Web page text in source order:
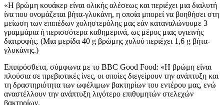
«Η βρώμη κουάκερ είναι ολικής αλέσεως και περιέχει μια διαλυτή
ίνα που ονομάζεται βήτα-γλυκάνη, η οποία μπορεί να βοηθήσει στη
μείωση των επιπέδων χοληστερόλης μας εάν καταναλώνουμε 3
γραμμάρια ή περισσότερα καθημερινά, ως μέρος μιας υγιεινής
διατροφής. (Μια μερίδα 40 g βρώμης χυλού περιέχει 1,6 g βήτα-
γλυκάνης.)
Επιπρόσθετα, σύμφωνα με το BBC Good Food: «Η βρώμη είναι
πλούσια σε πρεβιοτικές ίνες, οι οποίες διεγείρουν την ανάπτυξη και
τη δραστηριότητα των ωφέλιμων βακτηρίων του εντέρου μας, ενώ
αναστέλλουν την ανάπτυξη λιγότερο επιθυμητών στελεχών
βακτηρίων.